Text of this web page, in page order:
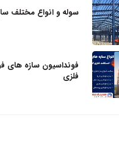
سوله و انواع مختلف
فونداسیون سازه های
فلزی